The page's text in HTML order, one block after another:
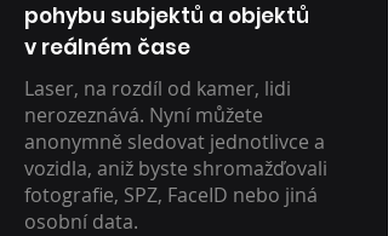
pohybu subjektů a objektů
v reálném čase
Laser, na rozdíl od kamer, lidi
nerozeznává. Nyní můžete
anonymně sledovat jednotlivce a
vozidla, aniž byste shromažďovali
fotografie, SPZ, FaceID nebo jiná
osobní data.